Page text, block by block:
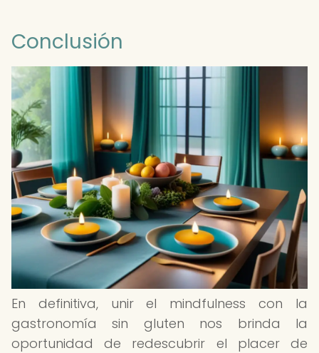
Conclusión
En definitiva, unir el mindfulness con la
gastronomía sin gluten nos brinda la
oportunidad de redescubrir el placer de